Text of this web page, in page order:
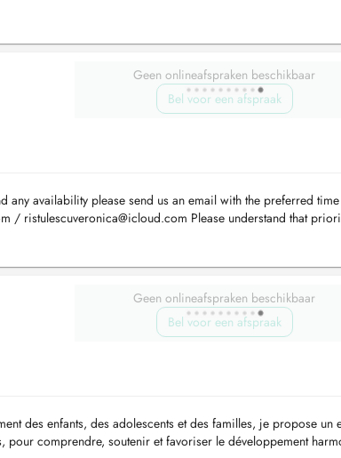
Geen onlineafspraken beschikbaar
Bel voor een afspraak
availability please send us an email with the preferred
/ ristulescuveronica@icloud.com Please understand that
Geen onlineafspraken beschikbaar
Bel voor een afspraak
des enfants, des adolescents et des familles, je propose un
comprendre, soutenir et favoriser le développement